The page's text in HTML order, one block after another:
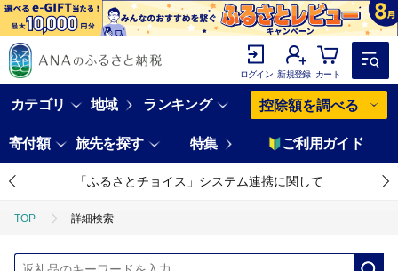
ログイン 新規登録 カート
カテゴリ 地域 ランキング 控除額を調べる
寄付額 旅先を探す 特集 ご利用ガイド
「ふるさとチョイス」システム連携に関して
TOP 詳細検索